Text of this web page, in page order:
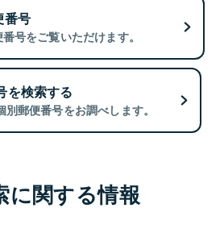
番号
号をご覧いただけます。
を検索する
郵便番号をお調べします。
に関する情報